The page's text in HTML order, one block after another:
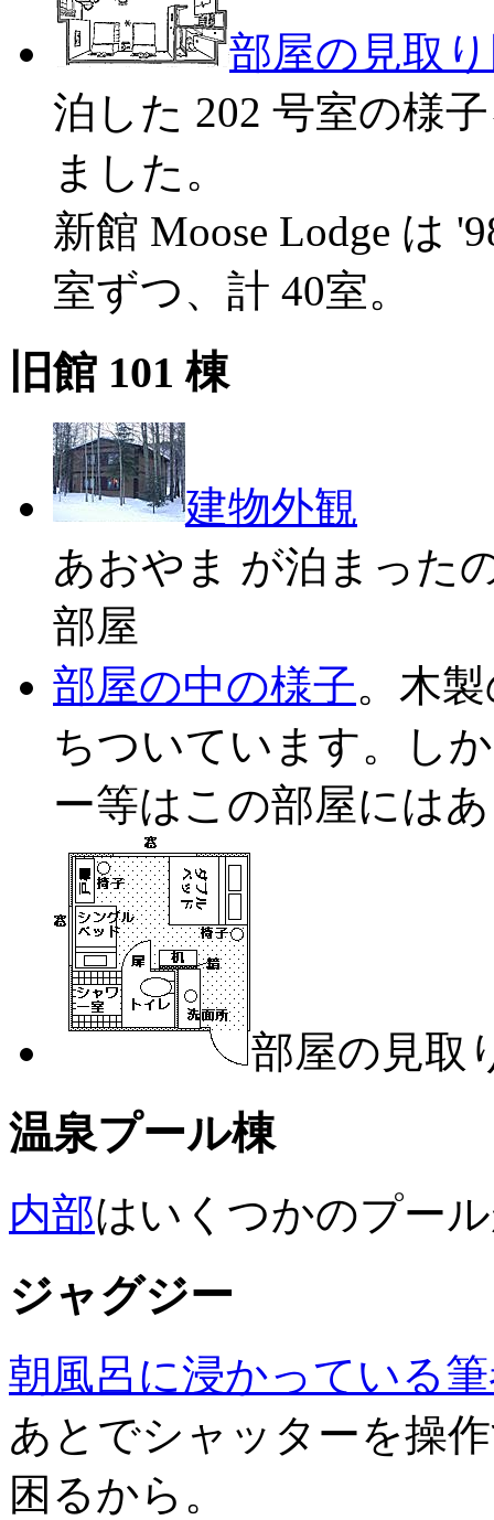
部屋の見取
泊した 202 号室の様
ました。
新館 Moose Lodge は
室ずつ、計 40室。
旧館 101 棟
建物外観
あおやま が泊まった
部屋
部屋の中の様子。木
ちついています。し
ー等はこの部屋には
部屋の見取
温泉プール棟
内部はいくつかのプー
ジャグジー
朝風呂に浸かっている
あとでシャッターを操
困るから。